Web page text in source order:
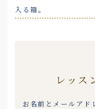
入る箱。
レッス
お名前とメールアド